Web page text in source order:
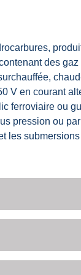
des
V en courant
ferroviaire ou
pression ou
les submersions